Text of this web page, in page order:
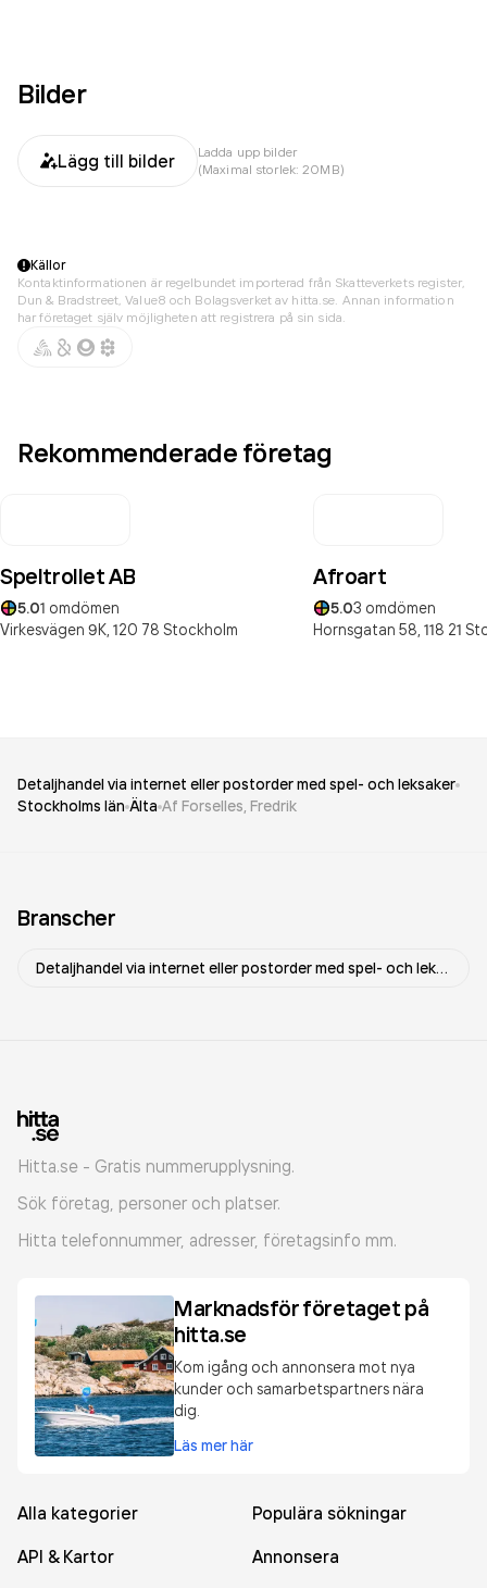
Bilder
Lägg till bilder
Ladda upp bilder
(Maximal storlek: 20MB)
Källor
Kontaktinformationen är regelbundet importerad från Skatteverkets register,
Dun & Bradstreet, Value8 och Bolagsverket av hitta.se. Annan information
har företaget själv möjligheten att registrera på sin sida.
Rekommenderade företag
Speltrollet AB
5.01 omdömen
Virkesvägen 9K, 120 78 Stockholm
Afroart
5.03 omdömen
Hornsgatan 58, 118 21
Detaljhandel via internet eller postorder med spel- och leksaker
Stockholms län Älta Af Forselles, Fredrik
Branscher
Detaljhandel via internet eller postorder med spel- och leksaker
Hitta.se - Gratis nummerupplysning.
Sök företag, personer och platser.
Hitta telefonnummer, adresser, företagsinfo mm.
Marknadsför företaget på
hitta.se
Kom igång och annonsera mot nya
kunder och samarbetspartners nära
dig.
Läs mer här
Alla kategorier
Populära sökningar
API & Kartor
Annonsera